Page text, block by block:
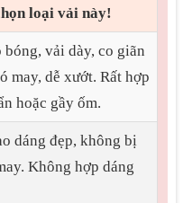
loại vải này!
vải dày, co giãn
may, dễ xướt. Rất hợp
hoặc gầy ốm.
dáng đẹp, không bị
Không hợp dáng